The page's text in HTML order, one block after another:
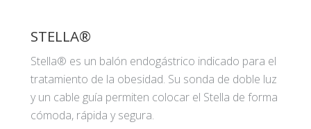
STELLA®
Stella® es un balón endogástrico indicado para el
tratamiento de la obesidad. Su sonda de doble luz
y un cable guía permiten colocar el Stella de forma
cómoda, rápida y segura.